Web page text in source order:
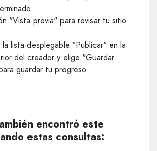
"Vista previa" para revisar tu sitio
la lista desplegable "Publicar" en la
del creador y elige "Guardar
guardar tu progreso.
encontró este
estas consultas: